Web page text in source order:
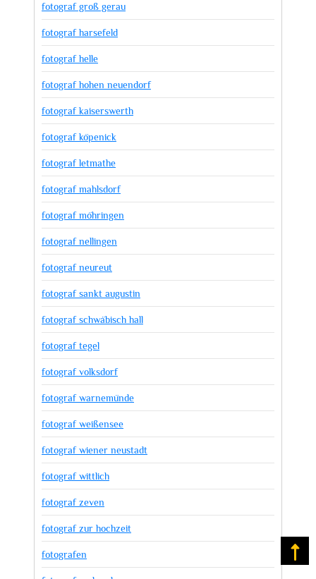
fotograf groß gerau
fotograf harsefeld
fotograf helle
fotograf hohen neuendorf
fotograf kaiserswerth
fotograf köpenick
fotograf letmathe
fotograf mahlsdorf
fotograf möhringen
fotograf nellingen
fotograf neureut
fotograf sankt augustin
fotograf schwäbisch hall
fotograf tegel
fotograf volksdorf
fotograf warnemünde
fotograf weißensee
fotograf wiener neustadt
fotograf wittlich
fotograf zeven
fotograf zur hochzeit
fotografen